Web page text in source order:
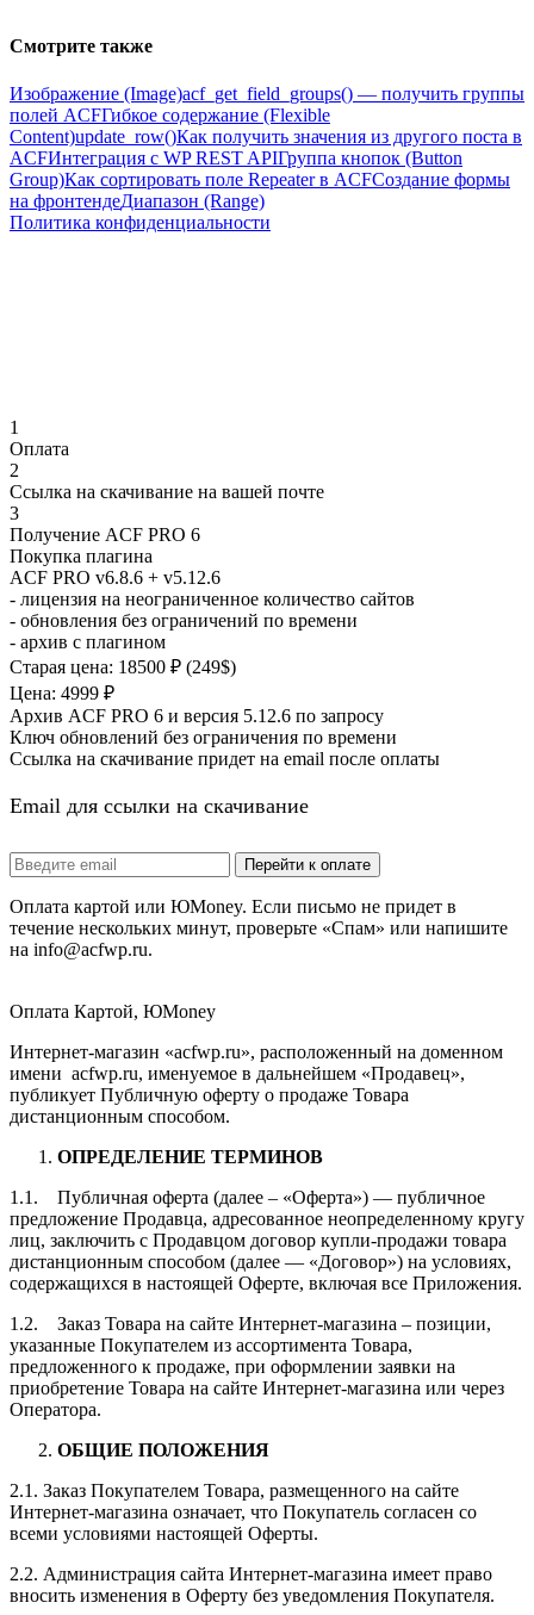
Смотрите также
Изображение (Image)acf_get_field_groups() — получить группы
полей ACFГибкое содержание (Flexible
Content)update_row()Как получить значения из другого поста в
ACFИнтеграция с WP REST APIГруппа кнопок (Button
Group)Как сортировать поле Repeater в ACFСоздание формы
на фронтендеДиапазон (Range)
Политика конфиденциальности
1
Оплата
2
Ссылка на скачивание на вашей почте
3
Получение ACF PRO 6
Покупка плагина
ACF PRO v6.8.6 + v5.12.6
- лицензия на неограниченное количество сайтов
- обновления без ограничений по времени
- архив с плагином
Старая цена: 18500 ₽ (249$)
Цена: 4999 ₽
Архив ACF PRO 6 и версия 5.12.6 по запросу
Ключ обновлений без ограничения по времени
Ссылка на скачивание придет на email после оплаты
Email для ссылки на скачивание
Оплата картой или ЮMoney. Если письмо не придет в
течение нескольких минут, проверьте «Спам» или напишите
на info@acfwp.ru.
Оплата Картой, ЮMoney
Интернет-магазин «acfwp.ru», расположенный на доменном
имени acfwp.ru, именуемое в дальнейшем «Продавец»,
публикует Публичную оферту о продаже Товара
дистанционным способом.
ОПРЕДЕЛЕНИЕ ТЕРМИНОВ
1.1. Публичная оферта (далее – «Оферта») — публичное
предложение Продавца, адресованное неопределенному кругу
лиц, заключить с Продавцом договор купли-продажи товара
дистанционным способом (далее — «Договор») на условиях,
содержащихся в настоящей Оферте, включая все Приложения.
1.2. Заказ Товара на сайте Интернет-магазина – позиции,
указанные Покупателем из ассортимента Товара,
предложенного к продаже, при оформлении заявки на
приобретение Товара на сайте Интернет-магазина или через
Оператора.
ОБЩИЕ ПОЛОЖЕНИЯ
2.1. Заказ Покупателем Товара, размещенного на сайте
Интернет-магазина означает, что Покупатель согласен со
всеми условиями настоящей Оферты.
2.2. Администрация сайта Интернет-магазина имеет право
вносить изменения в Оферту без уведомления Покупателя.